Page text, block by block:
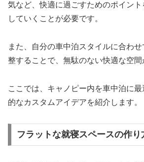
気など、快適に過ごすためのポイン
していくことが必要です。
また、自分の車中泊スタイルに合わ
整することで、無駄のない快適な空間
ここでは、キャノピー内を車中泊に
的なカスタムアイデアを紹介します。
フラットな就寝スペースの作り